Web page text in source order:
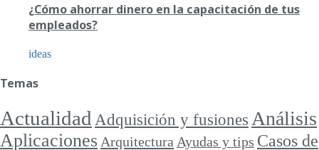
¿Cómo ahorrar dinero en la capacitación de tus
empleados?
ideas
Temas
Actualidad Adquisición y fusiones Análisis
Aplicaciones Arquitectura Ayudas y tips Casos de